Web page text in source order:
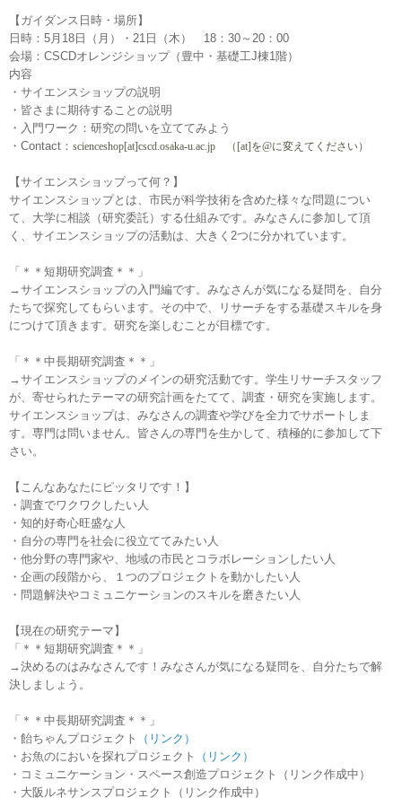
【ガイダンス日時・場所】
日時：5月18日（月）・21日（木） 18：30～20：00
会場：CSCDオレンジショップ（豊中・基礎工J棟1階）
内容
・サイエンスショップの説明
・皆さまに期待することの説明
・入門ワーク：研究の問いを立ててみよう
・Contact： scienceshop[at]cscd.osaka-u.ac.jp （[at]を@に変えてください）
【サイエンスショップって何？】
サイエンスショップとは、 市民が科学技術を含めた様々な問題につい
て、大学に相談（研究委託）する仕組みです。みなさんに参加して頂
く、 サイエンスショップの活動は、大きく2つに分かれています。
「＊＊短期研究調査＊＊」
→サイエンスショップの入門編です。みなさんが気になる疑問を、 自分
たちで探究してもらいます。その中で、
リサーチをする基礎スキルを身
につけて頂きます。 研究を楽しむことが目標です。
「＊＊中長期研究調査＊＊」
→サイエンスショップのメインの研究活動です。 学生リサーチスタッフ
が、寄せられたテーマの研究計画をたてて、 調査・研究を実施します。
サイエンスショップは、 みなさんの調査や学びを全力でサポートしま
す。 専門は問いません。皆さんの専門を生かして、 積極的に参加して下
さい。
【こんなあなたにピッタリです！】
・調査でワクワクしたい人
・知的好奇心旺盛な人
・自分の専門を社会に役立ててみたい人
・他分野の専門家や、地域の市民とコラボレーションしたい人
・企画の段階から、１つのプロジェクトを動かしたい人
・問題解決やコミュニケーションのスキルを磨きたい人
【現在の研究テーマ】
「＊＊短期研究調査＊＊」
→決めるのはみなさんです！みなさんが気になる疑問を、 自分たちで解
決しましょう。
「＊＊中長期研究調査＊＊」
・飴ちゃんプロジェクト
（リンク）
・お魚のにおいを探れプロジェクト
（リンク）
・コミュニケーション・スペース創造プロジェクト（ リンク作成中）
・大阪ルネサンスプロジェクト（リンク作成中）